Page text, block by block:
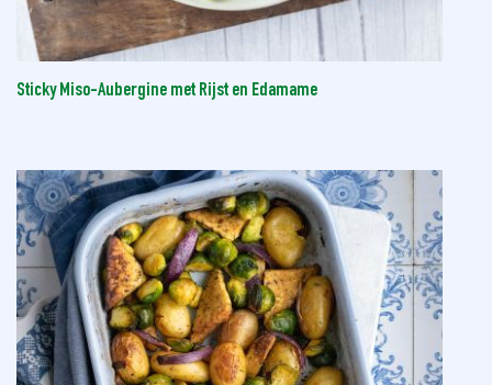
Sticky Miso-Aubergine met Rijst en Edamame